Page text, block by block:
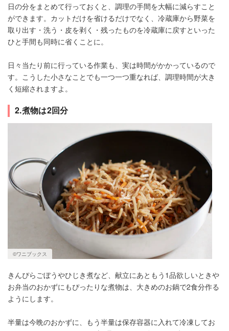
日の分をまとめて行っておくと、調理の手間を大幅に減らすこと
ができます。カットだけを省けるだけでなく、冷蔵庫から野菜を
取り出す・洗う・皮を剥く・残ったものを冷蔵庫に戻すといった
ひと手間も同時に省くことに。
日々当たり前に行っている作業も、実は時間がかかっているので
す。こうした小さなことでも一つ一つ重なれば、調理時間が大き
く短縮されますよ。
2.煮物は2回分
©ワニブックス
きんぴらごぼうやひじき煮など、献立にあともう1品欲しいときや
お弁当のおかずにもぴったりな煮物は、大きめのお鍋で2食分作る
ようにします。
半量は今晩のおかずに、もう半量は保存容器に入れて冷凍してお